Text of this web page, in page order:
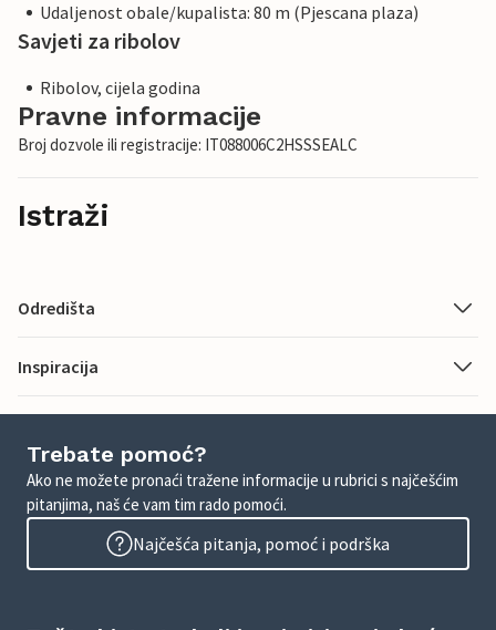
Udaljenost obale/kupalista: 80 m (Pjescana plaza)
Savjeti za ribolov
Ribolov, cijela godina
Pravne informacije
Broj dozvole ili registracije: IT088006C2HSSSEALC
Istraži
Odredišta
Inspiracija
Trebate pomoć?
Ako ne možete pronaći tražene informacije u rubrici s najčešćim
pitanjima, naš će vam tim rado pomoći.
Najčešća pitanja, pomoć i podrška